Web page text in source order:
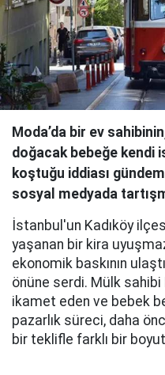
Moda’da bir ev
doğacak bebeğe kendi
koştuğu iddiası
sosyal medyada
İstanbul'un Kadıköy
yaşanan bir kira
ekonomik baskının
önüne serdi. Mülk sahibi
ikamet eden ve bebek
pazarlık süreci, daha
bir teklifle farklı bir